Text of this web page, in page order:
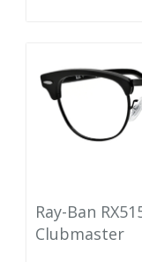
Ray-Ban
Clubmaster